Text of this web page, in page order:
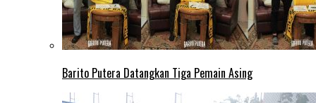
Barito Putera Datangkan Tiga Pemain Asing